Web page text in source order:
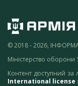
© 2018 - 2026,
Міністерство оборони
Контент доступний за
International license